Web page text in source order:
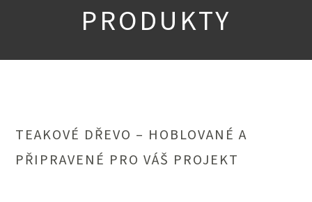
PRODUKTY
TEAKOVÉ DŘEVO – HOBLOVANÉ A
PŘIPRAVENÉ PRO VÁŠ PROJEKT